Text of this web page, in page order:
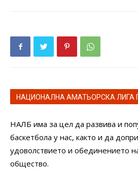
НАЦИОНАЛНА АМАТЬОРСКА ЛИГА
НАЛБ има за цел да развива и
баскетбола у нас, както и да
удоволствието и обединението
общество.